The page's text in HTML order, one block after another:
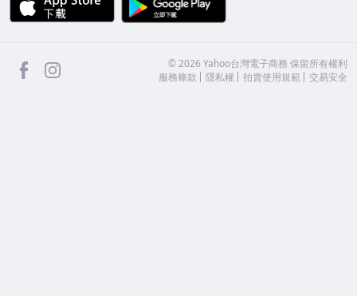
facebook ©2026 Yahoo台灣電子商務 保留所有權利
服務條款
隱私權 拍賣使用規範 交易安全